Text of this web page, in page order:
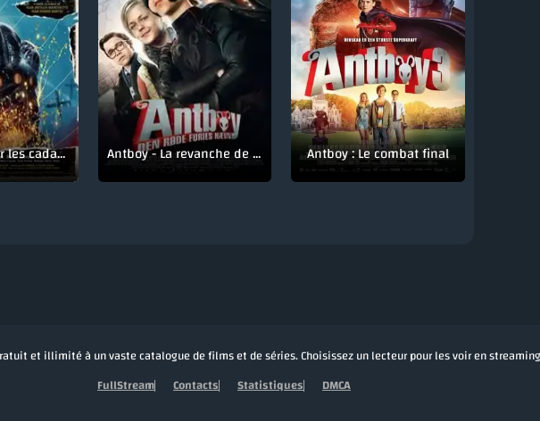
Laissez bronzer les cadavres Antboy - La revanche de Red Fury Antboy : Le combat final
et illimité à un vaste catalogue de films et de séries. Choisissez un lecteur pour les voir en streaming
FullStream
Contacts Statistiques DMCA